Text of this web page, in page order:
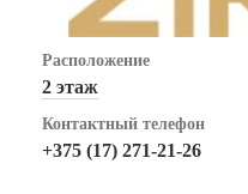
Расположение
2 этаж
Контактный телефон
+375 (17) 271-21-26